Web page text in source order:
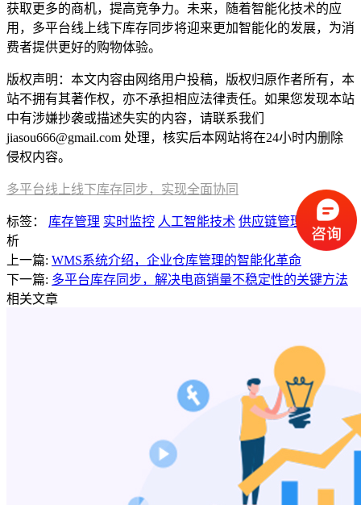
获取更多的商机，提高竞争力。未来，随着智能化技术的应
用，多平台线上线下库存同步将迎来更加智能化的发展，为消
费者提供更好的购物体验。
版权声明：本文内容由网络用户投稿，版权归原作者所有，本
站不拥有其著作权，亦不承担相应法律责任。如果您发现本站
中有涉嫌抄袭或描述失实的内容，请联系我们
jiasou666@gmail.com 处理，核实后本网站将在24小时内删除
侵权内容。
多平台线上线下库存同步，实现全面协同
标签： 库存管理 实时监控 人工智能技术 供应链管理
数据分
析
上一篇: WMS系统介绍，企业仓库管理的智能化革命
下一篇: 多平台库存同步，解决电商销量不稳定性的关键方法
相关文章